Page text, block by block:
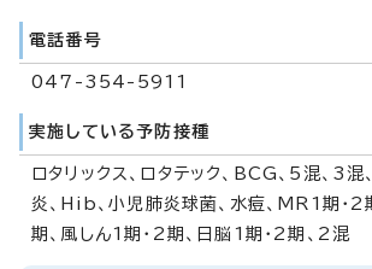
電話番号
047-354-5911
実施している予防接種
ロタリックス、ロタテック、BCG、5混、3混
炎、Hib、小児肺炎球菌、水痘、MR1期・2
期、風しん1期・2期、日脳1期・2期、2混